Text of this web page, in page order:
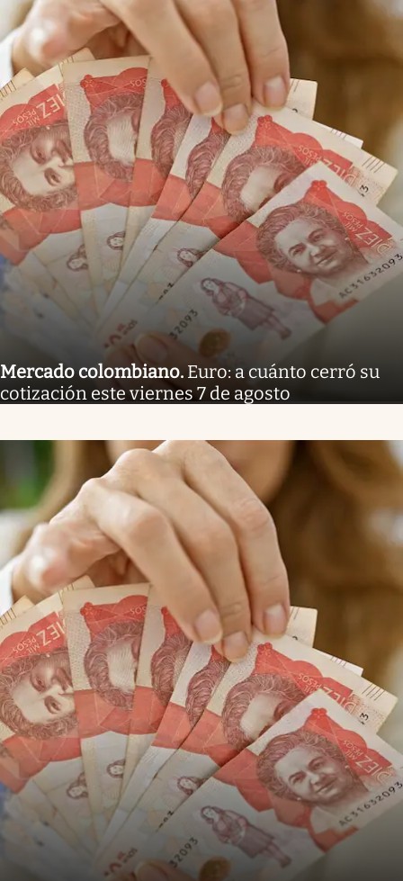
Mercado colombiano. Euro: a cuánto cerró su
cotización este viernes 7 de agosto